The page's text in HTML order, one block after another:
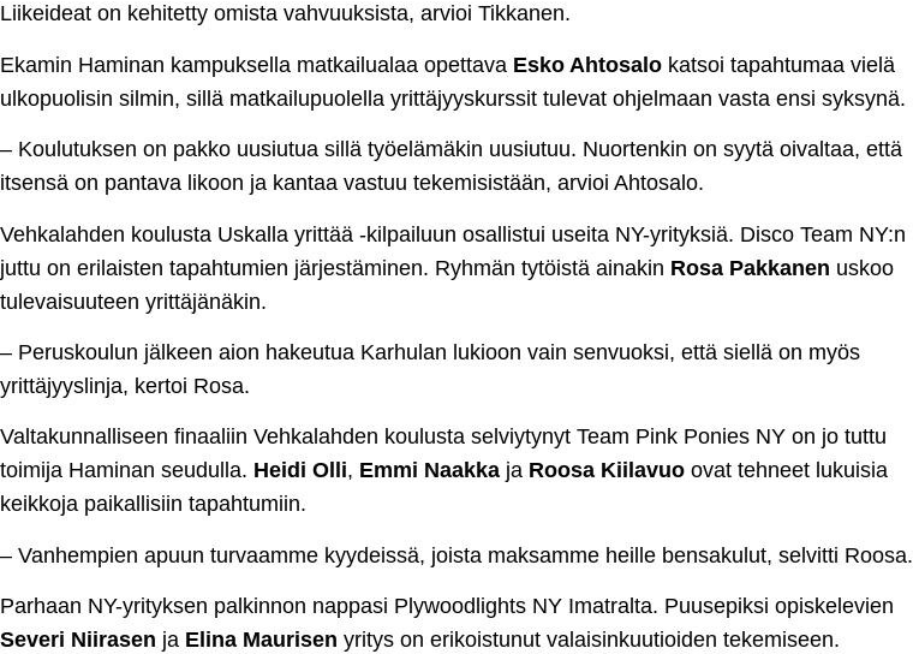
Liikeideat on kehitetty omista vahvuuksista, arvioi Tikkanen.
Ekamin Haminan kampuksella matkailualaa opettava Esko Ahtosalo katsoi tapahtumaa vielä
ulkopuolisin silmin, sillä matkailupuolella yrittäjyyskurssit tulevat ohjelmaan vasta ensi syksynä.
– Koulutuksen on pakko uusiutua sillä työelämäkin uusiutuu. Nuortenkin on syytä oivaltaa, että
itsensä on pantava likoon ja kantaa vastuu tekemisistään, arvioi Ahtosalo.
Vehkalahden koulusta Uskalla yrittää -kilpailuun osallistui useita NY-yrityksiä. Disco Team NY:n
juttu on erilaisten tapahtumien järjestäminen. Ryhmän tytöistä ainakin Rosa Pakkanen uskoo
tulevaisuuteen yrittäjänäkin.
– Peruskoulun jälkeen aion hakeutua Karhulan lukioon vain senvuoksi, että siellä on myös
yrittäjyyslinja, kertoi Rosa.
Valtakunnalliseen finaaliin Vehkalahden koulusta selviytynyt Team Pink Ponies NY on jo tuttu
toimija Haminan seudulla. Heidi Olli, Emmi Naakka ja Roosa Kiilavuo ovat tehneet lukuisia
keikkoja paikallisiin tapahtumiin.
– Vanhempien apuun turvaamme kyydeissä, joista maksamme heille bensakulut, selvitti Roosa.
Parhaan NY-yrityksen palkinnon nappasi Plywoodlights NY Imatralta. Puusepiksi opiskelevien
Severi Niirasen ja Elina Maurisen yritys on erikoistunut valaisinkuutioiden tekemiseen.